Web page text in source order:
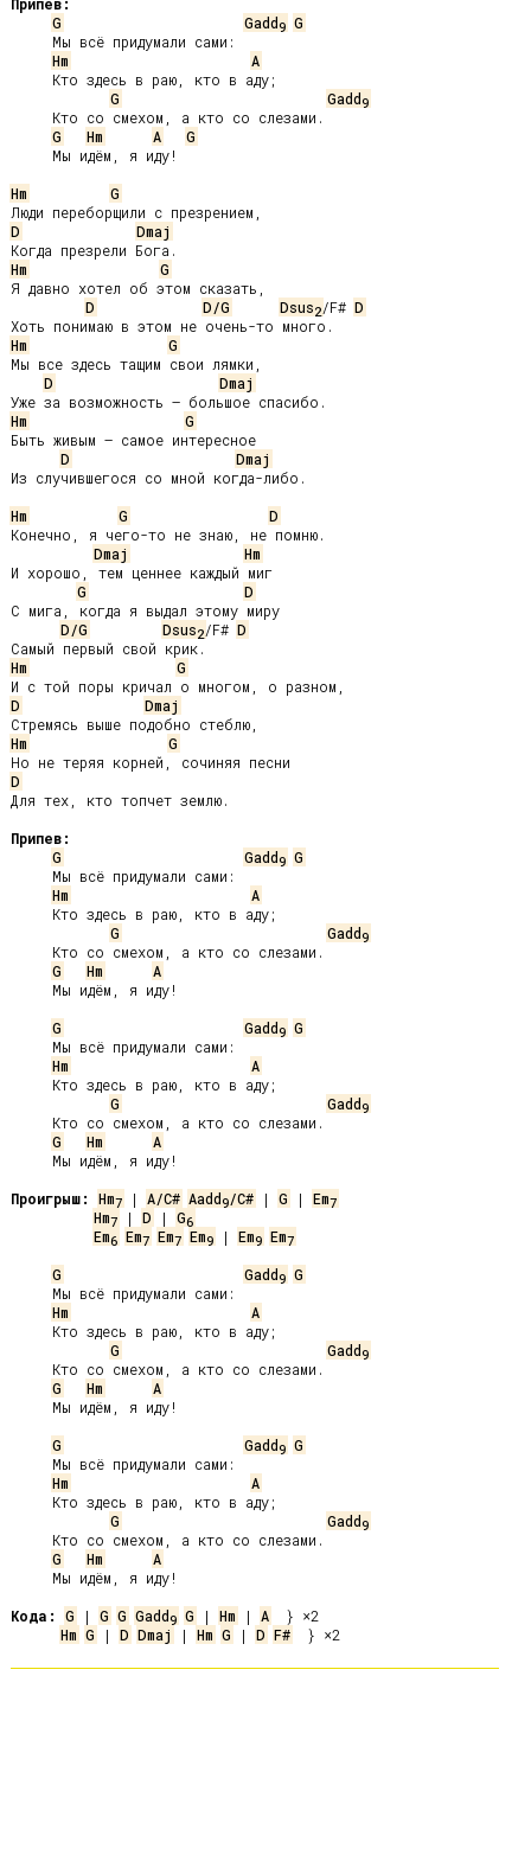
G
Gadd9 G
Hm
A
G
Gadd9
G
Hm A
G
Hm
G
D
Dmaj
Hm
G
Я давно хотел об этом сказать,
D
D/G Dsus2/F# D
Hm
G
Мы все здесь тащим свои лямки,
D
Dmaj
Hm
G
Быть живым – самое интересное
D
Dmaj
Из случившегося со мной когда-либо.
Hm
G
D
Конечно, я чего-то не знаю, не помню.
Dmaj
Hm
И хорошо, тем ценнее каждый миг
G
D
С мига, когда я выдал этому миру
D/G
Dsus2/F# D
Hm
G
D
Dmaj
Hm
G
D
Для тех, кто топчет землю.
Припев:
G
Gadd9 G
Hm
A
G
Gadd9
G
Hm
A
G
Gadd9 G
Hm
A
G
Gadd9
G
Hm
A
Проигрыш:
Hm7 | A/C# Aadd9/C# | G | Em7
Hm7 | D | G6
Em6 Em7 Em7 Em9 | Em9 Em7
G Gadd9 G
Hm
A
G
Gadd9
G
Hm
A
G
Gadd9 G
Hm
A
G
Gadd9
G
Hm
A
Кода:
G | G G Gadd9 G | Hm | A
Hm G | D Dmaj | Hm G | D F#